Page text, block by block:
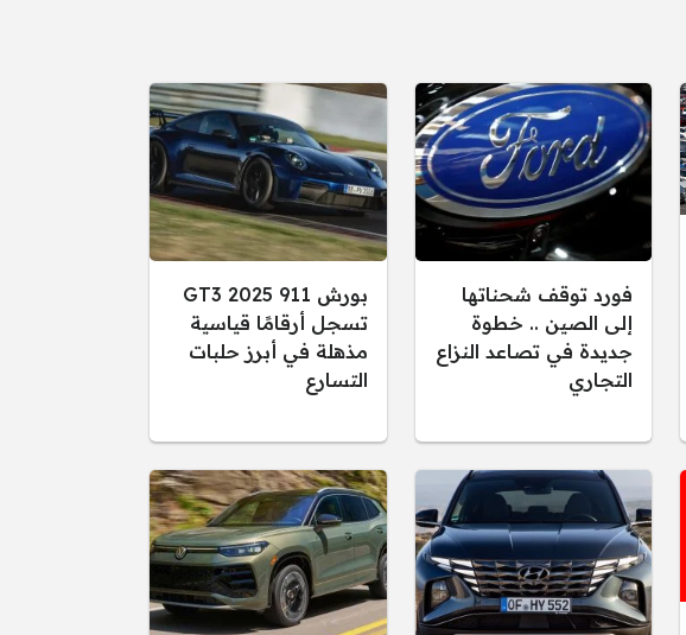
فورد توقف شحناتها
إلى الصين .. خطوة
جديدة في تصاعد النزاع
التجاري
بورش 911 GT3 2025
تسجل أرقامًا قياسية
مذهلة في أبرز حلبات
التسارع